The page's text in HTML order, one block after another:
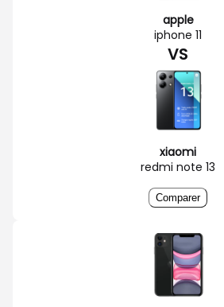
apple
iphone 11
VS
xiaomi
redmi note 13
Comparer